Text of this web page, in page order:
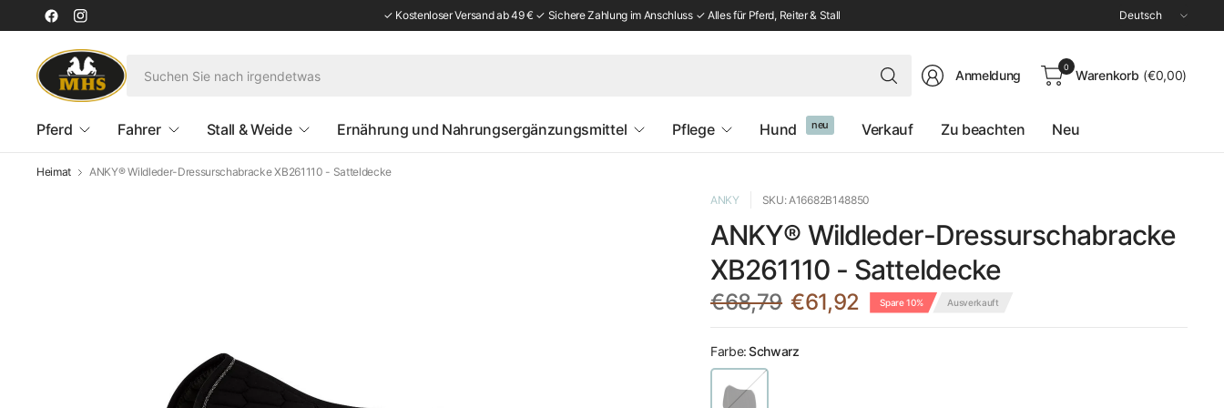
✓ Kostenloser Versand ab 49 € ✓ Sichere Zahlung im Anschluss ✓ Alles für Pferd, Reiter & Stall
Land/Region
aktualisieren
Suchen
Sie
irgendetwas
Anmeldung
0
Warenkorb (€0,00)
Pferd Fahrer Stall & Weide Ernährung und Nahrungsergänzungsmittel Pflege Hund neu Verkauf Zu beachten Neu
Heimat ANKY® Wildleder-Dressurschabracke XB261110 - Satteldecke
ANKY SKU: A16682B148850
ANKY® Wildleder-Dressurschabracke
XB261110 - Satteldecke
€68,79 €61,92 Spare 10% Ausverkauft
Farbe:Schwarz